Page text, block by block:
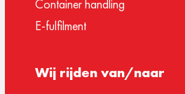
Container handling
E-fulfilment
Wij rijden van/naar